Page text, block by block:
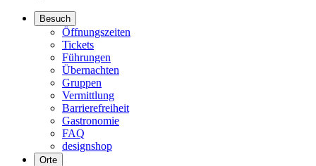
Besuch
Öffnungszeiten
Tickets
Führungen
Übernachten
Gruppen
Vermittlung
Barrierefreiheit
Gastronomie
FAQ
designshop
Orte